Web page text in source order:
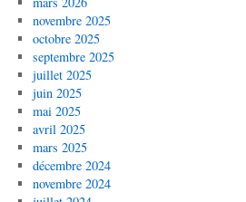
novembre 2025
octobre 2025
septembre 2025
juillet 2025
juin 2025
mai 2025
avril 2025
mars 2025
décembre 2024
novembre 2024